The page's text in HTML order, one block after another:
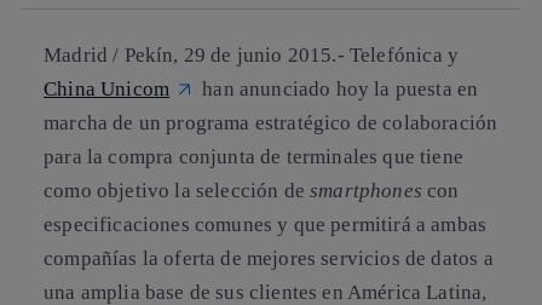
Madrid / Pekín, 29 de junio 2015.- Telefónica y
China Unicom
han anunciado hoy la puesta en
marcha de un programa estratégico de colaboración
para la compra conjunta de terminales que tiene
como objetivo la selección desmartphonescon
especificaciones comunes y que permitirá a ambas
compañías la oferta de mejores servicios de datos a
una amplia base de sus clientes en América Latina,